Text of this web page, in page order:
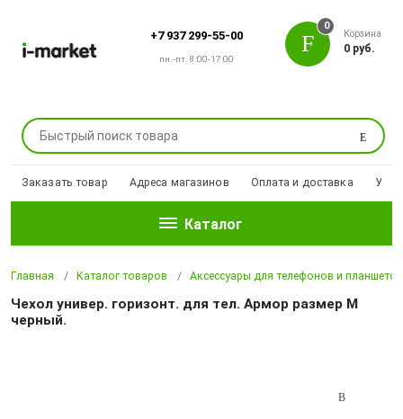
+7 937 299-55-00
пн.-пт. 8:00-17:00
Поиск
0
Корзина
0 руб.
Заказать товар Адреса магазинов Оплата и доставка
Каталог
Главная Каталог товаров Аксессуары для телефонов и планшетов
Чехол универ. горизонт. для тел. Армор размер M
черный.